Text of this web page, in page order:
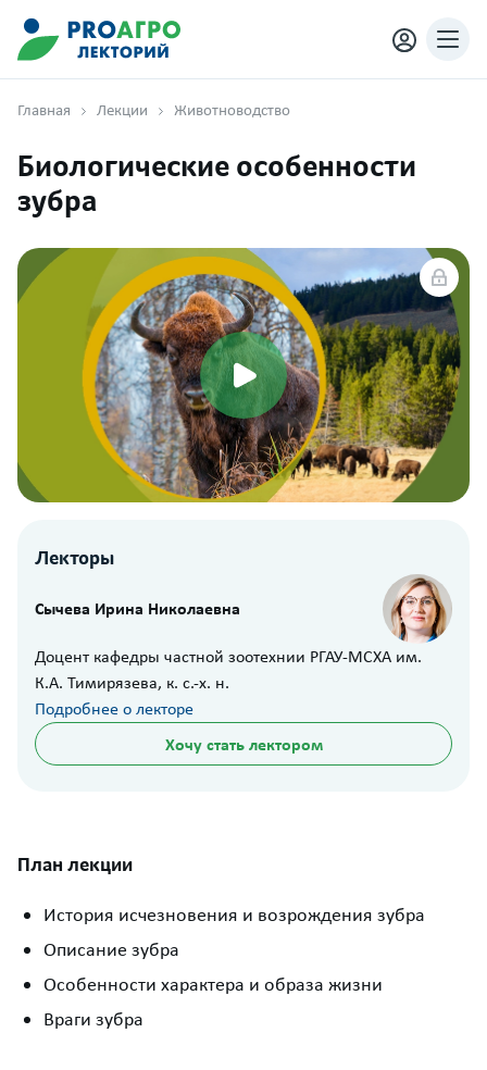
Главная Лекции Животноводство
Биологические особенности
зубра
Лекторы
Сычева Ирина Николаевна
Доцент кафедры частной зоотехнии РГАУ-МСХА им.
К.А. Тимирязева, к. с.-х. н.
Подробнее о лекторе
Хочу стать лектором
План лекции
История исчезновения и возрождения зубра
Описание зубра
Особенности характера и образа жизни
Враги зубра